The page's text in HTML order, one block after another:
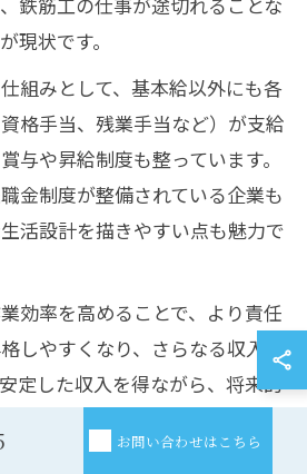
現状です。
組みとして、基本給以外にも各
格手当、残業手当など）が支給
与や昇給制度も整っています。
金制度が整備されている企業も
活設計を描きやすい点も魅力で
効率を高めることで、より責任
しやすくなり、さらなる収入安
定した収入を得ながら、将来的
お問い合わせはこちら